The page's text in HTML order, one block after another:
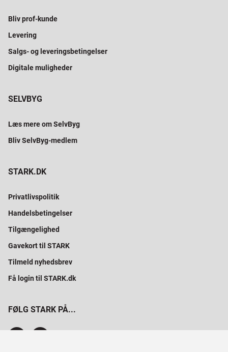
Bliv prof-kunde
Levering
Salgs- og leveringsbetingelser
Digitale muligheder
SELVBYG
Læs mere om SelvByg
Bliv SelvByg-medlem
STARK.DK
Privatlivspolitik
Handelsbetingelser
Tilgængelighed
Gavekort til STARK
Tilmeld nyhedsbrev
Få login til STARK.dk
FØLG STARK PÅ...